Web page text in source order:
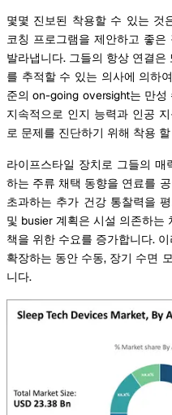
몇몇 진보된 착용할 수 있는 것
코칭 프로그램을 제안하고 좋
발라냅니다. 그들의 항상 연결
를 추적할 수 있는 의사에 의하
준의 on-going oversight는 만성
지속적으로 인지 능력과 인공
로 문제를 진단하기 위해 착용
라이프스타일 장치로 그들의
하는 주류 채택 동향을 연료를
초과하는 추가 건강 통찰력을
및 busier 계획은 시설 의존하는
책을 위한 수요를 증가합니다.
확장하는 동안 수동, 장기 수면
니다.